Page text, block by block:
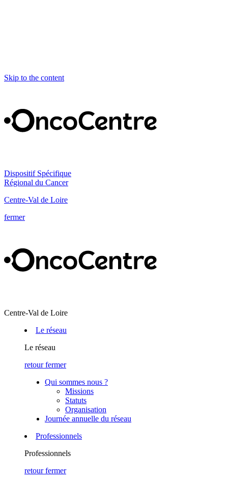
Skip to the content
Dispositif Spécifique
Régional du Cancer
Centre-Val de Loire
fermer
Centre-Val de Loire
Le réseau
Le réseau
retour fermer
Qui sommes nous ?
Missions
Statuts
Organisation
Journée annuelle du réseau
Professionnels
Professionnels
retour fermer